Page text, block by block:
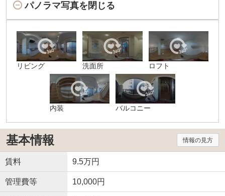
パノラマ写真を閉じる
リビング 洗面所 ロフト
内装 バルコニー
基本情報 情報の見方
賃料 9.5万円
管理費等 10,000円